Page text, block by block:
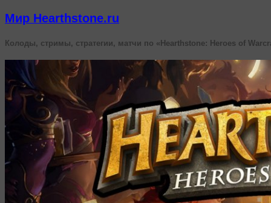
Мир Hearthstone.ru
Колоды, стримы, стратегии, матчи по «Hearthstone: Heroes of